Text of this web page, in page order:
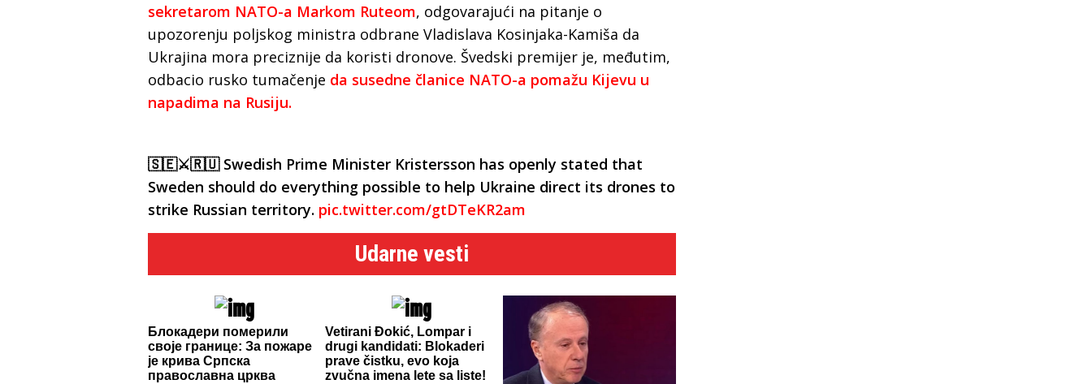
sekretarom NATO-a Markom Ruteom, odgovarajući na pitanje o
upozorenju poljskog ministra odbrane Vladislava Kosinjaka-Kamiša da
Ukrajina mora preciznije da koristi dronove. Švedski premijer je, međutim,
odbacio rusko tumačenje da susedne članice NATO-a pomažu Kijevu u
napadima na Rusiju.
🇸🇪⚔️🇷🇺 Swedish Prime Minister Kristersson has openly stated that
Sweden should do everything possible to help Ukraine direct its drones to
strike Russian territory. pic.twitter.com/gtDTeKR2am
Udarne vesti
Блокадери померили
своје границе: За пожаре
је крива Српска
православна црква
Vetirani Đokić, Lompar i
drugi kandidati: Blokaderi
prave čistku, evo koja
zvučna imena lete sa liste!